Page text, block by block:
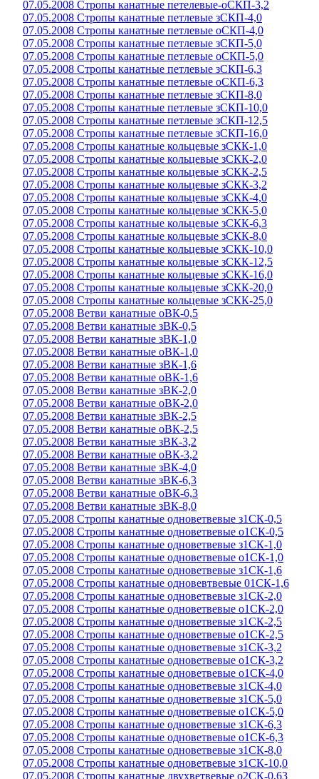
07.05.2008 Стропы канатные петелевые-оСКП-3,2
07.05.2008 Стропы канатные петлевые зСКП-4,0
07.05.2008 Стропы канатные петлевые оСКП-4,0
07.05.2008 Стропы канатные петлевые зСКП-5,0
07.05.2008 Стропы канатные петлевые оСКП-5,0
07.05.2008 Стропы канатные петлевые зСКП-6,3
07.05.2008 Стропы канатные петлевые оСКП-6,3
07.05.2008 Стропы канатные петлевые зСКП-8,0
07.05.2008 Стропы канатные петлевые зСКП-10,0
07.05.2008 Стропы канатные петлевые зСКП-12,5
07.05.2008 Стропы канатные петлевые зСКП-16,0
07.05.2008 Стропы канатные кольцевые зСКК-1,0
07.05.2008 Стропы канатные кольцевые зСКК-2,0
07.05.2008 Стропы канатные кольцевые зСКК-2,5
07.05.2008 Стропы канатные кольцевые зСКК-3,2
07.05.2008 Стропы канатные кольцевые зСКК-4,0
07.05.2008 Стропы канатные кольцевые зСКК-5,0
07.05.2008 Стропы канатные кольцевые зСКК-6,3
07.05.2008 Стропы канатные кольцевые зСКК-8,0
07.05.2008 Стропы канатные кольцевые зСКК-10,0
07.05.2008 Стропы канатные кольцевые зСКК-12,5
07.05.2008 Стропы канатные кольцевые зСКК-16,0
07.05.2008 Стропы канатные кольцевые зСКК-20,0
07.05.2008 Стропы канатные кольцевые зСКК-25,0
07.05.2008 Ветви канатные оВК-0,5
07.05.2008 Ветви канатные зВК-0,5
07.05.2008 Ветви канатные зВК-1,0
07.05.2008 Ветви канатные оВК-1,0
07.05.2008 Ветви канатные зВК-1,6
07.05.2008 Ветви канатные оВК-1,6
07.05.2008 Ветви канатные зВК-2,0
07.05.2008 Ветви канатные оВК-2,0
07.05.2008 Ветви канатные зВК-2,5
07.05.2008 Ветви канатные оВК-2,5
07.05.2008 Ветви канатные зВК-3,2
07.05.2008 Ветви канатные оВК-3,2
07.05.2008 Ветви канатные зВК-4,0
07.05.2008 Ветви канатные зВК-6,3
07.05.2008 Ветви канатные оВК-6,3
07.05.2008 Ветви канатные зВК-8,0
07.05.2008 Стропы канатные одноветвевые з1СК-0,5
07.05.2008 Стропы канатные одноветвевые о1СК-0,5
07.05.2008 Стропы канатные одноветвевые з1СК-1,0
07.05.2008 Стропы канатные одноветвевые о1СК-1,0
07.05.2008 Стропы канатные одноветвевые з1СК-1,6
07.05.2008 Стропы канатные одновевтвевые 01СК-1,6
07.05.2008 Стропы канатные одноветвевые з1СК-2,0
07.05.2008 Стропы канатные одноветвевые о1СК-2,0
07.05.2008 Стропы канатные одноветвевые з1СК-2,5
07.05.2008 Стропы канатные одноветвевые о1СК-2,5
07.05.2008 Стропы канатные одноветвевые з1СК-3,2
07.05.2008 Стропы канатные одноветвевые о1СК-3,2
07.05.2008 Стропы канатные одноветвевые о1СК-4,0
07.05.2008 Стропы канатные одноветвевые з1СК-4,0
07.05.2008 Стропы канатные одноветвевые з1СК-5,0
07.05.2008 Стропы канатные одноветвевые о1СК-5,0
07.05.2008 Стропы канатные одноветвевые з1СК-6,3
07.05.2008 Стропы канатные одноветвевые о1СК-6,3
07.05.2008 Стропы канатные одноветвевые з1СК-8,0
07.05.2008 Стропы канатные одноветвевые з1СК-10,0
07.05.2008 Стропы канатные двухветвевые о2СК-0,63